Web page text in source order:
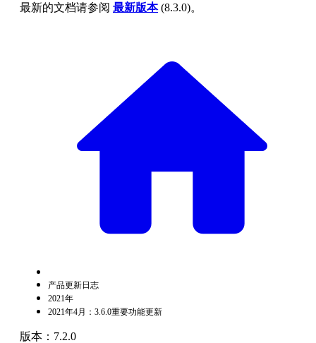
最新的文档请参阅 最新版本(8.3.0)。
产品更新日志
2021年
2021年4月：3.6.0重要功能更新
版本：7.2.0